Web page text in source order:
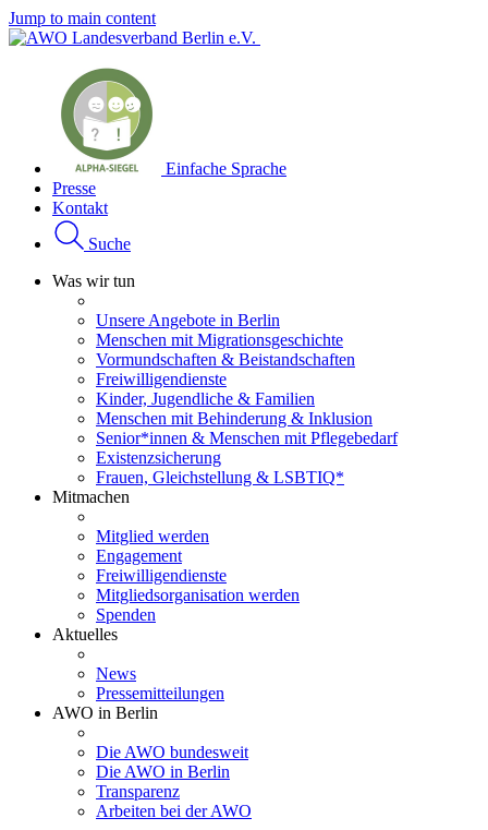
Jump to main content
Einfache Sprache
Presse
Kontakt
Suche
Was wir tun
Unsere Angebote in Berlin
Menschen mit Migrationsgeschichte
Vormundschaften & Beistandschaften
Freiwilligendienste
Kinder, Jugendliche & Familien
Menschen mit Behinderung & Inklusion
Senior*innen & Menschen mit Pflegebedarf
Existenzsicherung
Frauen, Gleichstellung & LSBTIQ*
Mitmachen
Mitglied werden
Engagement
Freiwilligendienste
Mitgliedsorganisation werden
Spenden
Aktuelles
News
Pressemitteilungen
AWO in Berlin
Die AWO bundesweit
Die AWO in Berlin
Transparenz
Arbeiten bei der AWO